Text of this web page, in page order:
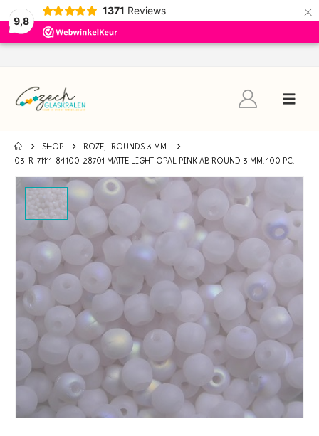
9,8
1371 Reviews ×
SHOP ROZE, ROUNDS 3 MM.
03-R-71111-84100-28701 MATTE LIGHT OPAL PINK AB ROUND 3 MM. 100 PC.